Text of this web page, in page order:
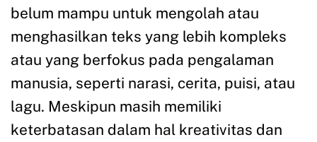
belum mampu untuk mengolah atau
menghasilkan teks yang lebih kompleks
atau yang berfokus pada pengalaman
manusia, seperti narasi, cerita, puisi, atau
lagu. Meskipun masih memiliki
keterbatasan dalam hal kreativitas dan